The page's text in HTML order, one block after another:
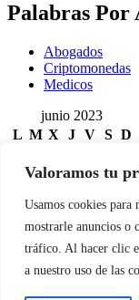
Valoramos tu
Usamos cookies para
mostrarle anuncios o
tráfico. Al hacer clic
a nuestro uso de las
Palabras Por
Abogados
Criptomonedas
Medicos
junio 2023
L M X J V S D
6 7 8 9 10 11
24
27 28 29 30
« May
Buscar: